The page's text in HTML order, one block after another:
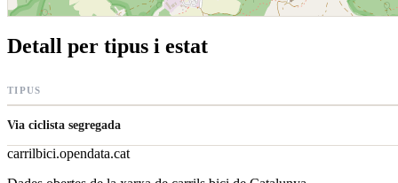
Detall per tipus i estat
TIPUS
Via ciclista segregada
carrilbici.opendata.cat